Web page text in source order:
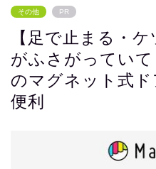
その他 PR
【足で止まる・
がふさがってい
のマグネット式
便利